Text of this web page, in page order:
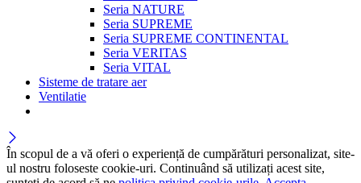
Seria NATURE
Seria SUPREME
Seria SUPREME CONTINENTAL
Seria VERITAS
Seria VITAL
Sisteme de tratare aer
Ventilatie
În scopul de a vă oferi o experiență de cumpărături personalizat, site-
ul nostru foloseste cookie-uri. Continuând să utilizați acest site,